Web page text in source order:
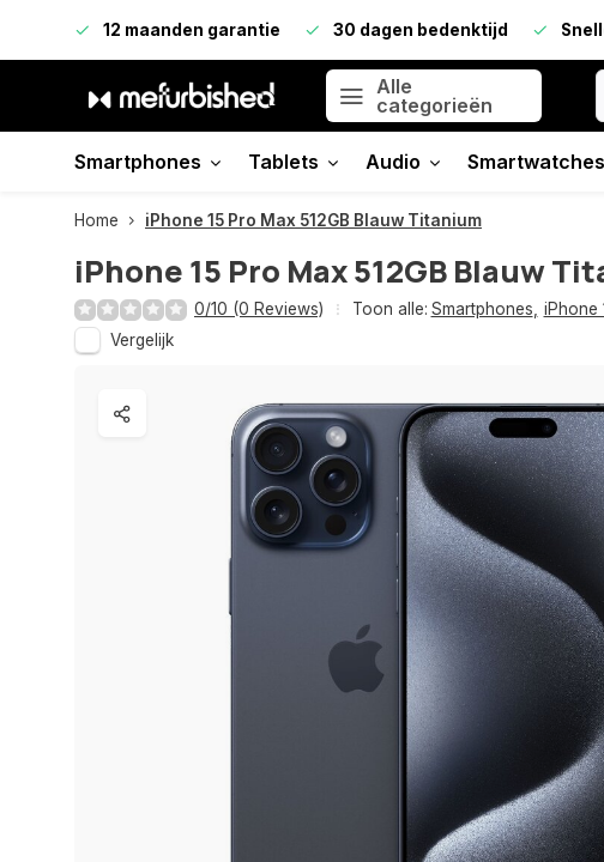
12 maanden garantie 30 dagen bedenktijd
Alle
categorieën
Smartphones Tablets Audio Smartwatches
Home iPhone 15 Pro Max 512GB Blauw Titanium
iPhone 15 Pro Max 512GB Blauw
0/10 (0 Reviews) Toon alle: Smartphones
iPhone
Vergelijk